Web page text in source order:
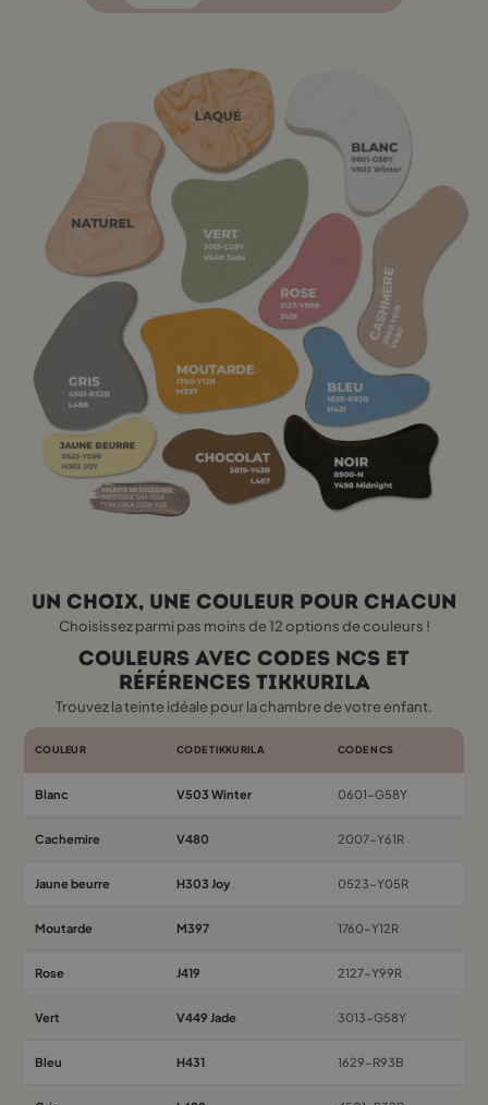
Un choix, une couleur pour chacun
Choisissez parmi pas moins de 12 options de couleurs !
Couleurs avec codes NCS et
références Tikkurila
Trouvez la teinte idéale pour la chambre de votre enfant.
COULEUR CODE TIKKURILA CODE NCS
Blanc V503 Winter 0601-G58Y
Cachemire V480 2007-Y61R
Jaune beurre H303 Joy 0523-Y05R
Moutarde M397 1760-Y12R
Rose J419 2127-Y99R
Vert V449 Jade 3013-G58Y
Bleu H431 1629-R93B